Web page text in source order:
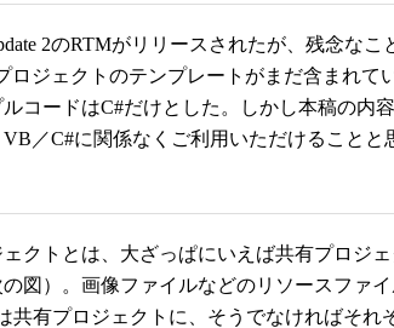
2のRTMがリリースされたが、残念なこ
ロジェクトのテンプレートがまだ含まれて
コードはC#だけとした。しかし本稿の内
／C#に関係なくご利用いただけることと
クトとは、大ざっぱにいえば共有プロジ
図）。画像ファイルなどのリソースファイ
共有プロジェクトに、そうでなければそれ